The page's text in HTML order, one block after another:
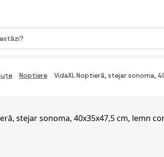
conținutul
Noptiere VidaXL Noptieră, stejar sonoma,